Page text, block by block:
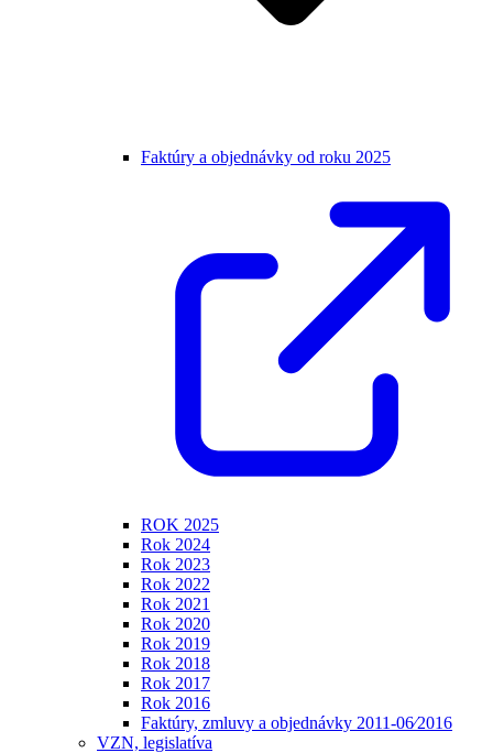
Faktúry a objednávky od roku 2025
ROK 2025
Rok 2024
Rok 2023
Rok 2022
Rok 2021
Rok 2020
Rok 2019
Rok 2018
Rok 2017
Rok 2016
Faktúry, zmluvy a objednávky 2011-06⁄2016
VZN, legislatíva